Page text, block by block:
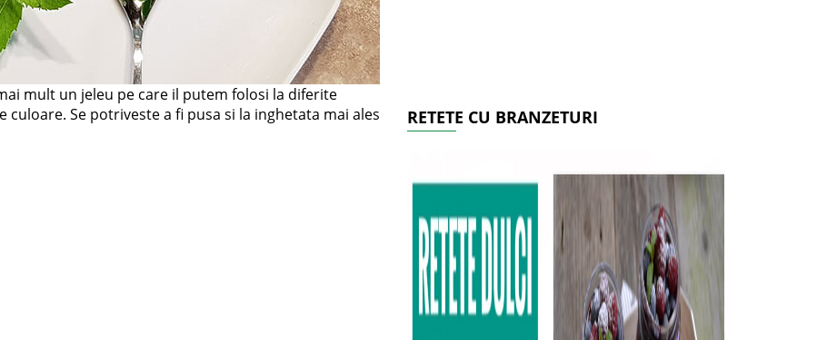
mult un jeleu pe care il putem folosi la diferite
Se potriveste a fi pusa si la inghetata mai ales
RETETE CU BRANZETURI